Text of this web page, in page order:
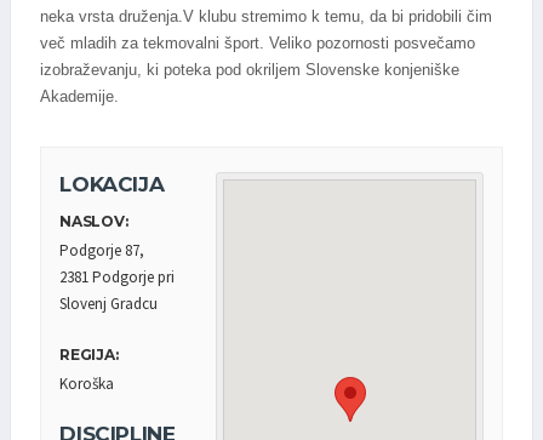
neka vrsta druženja.V klubu stremimo k temu, da bi pridobili čim
več mladih za tekmovalni šport. Veliko pozornosti posvečamo
izobraževanju, ki poteka pod okriljem Slovenske konjeniške
Akademije.
LOKACIJA
NASLOV:
Podgorje 87,
2381 Podgorje pri
Slovenj Gradcu
REGIJA:
Koroška
DISCIPLINE